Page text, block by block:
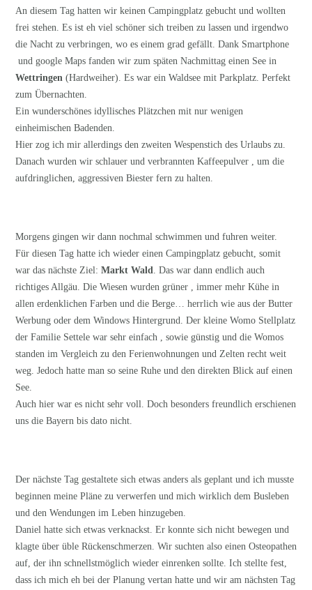
An diesem Tag hatten wir keinen Campingplatz gebucht und wollten
frei stehen. Es ist eh viel schöner sich treiben zu lassen und irgendwo
die Nacht zu verbringen, wo es einem grad gefällt. Dank Smartphone
und google Maps fanden wir zum späten Nachmittag einen See in
Wettringen (Hardweiher). Es war ein Waldsee mit Parkplatz. Perfekt
zum Übernachten.
Ein wunderschönes idyllisches Plätzchen mit nur wenigen
einheimischen Badenden.
Hier zog ich mir allerdings den zweiten Wespenstich des Urlaubs zu.
Danach wurden wir schlauer und verbrannten Kaffeepulver , um die
aufdringlichen, aggressiven Biester fern zu halten.
Morgens gingen wir dann nochmal schwimmen und fuhren weiter.
Für diesen Tag hatte ich wieder einen Campingplatz gebucht, somit
war das nächste Ziel: Markt Wald . Das war dann endlich auch
richtiges Allgäu. Die Wiesen wurden grüner , immer mehr Kühe in
allen erdenklichen Farben und die Berge… herrlich wie aus der Butter
Werbung oder dem Windows Hintergrund. Der kleine Womo Stellplatz
der Familie Settele war sehr einfach , sowie günstig und die Womos
standen im Vergleich zu den Ferienwohnungen und Zelten recht weit
weg. Jedoch hatte man so seine Ruhe und den direkten Blick auf einen
See.
Auch hier war es nicht sehr voll. Doch besonders freundlich erschienen
uns die Bayern bis dato nicht.
Der nächste Tag gestaltete sich etwas anders als geplant und ich musste
beginnen meine Pläne zu verwerfen und mich wirklich dem Busleben
und den Wendungen im Leben hinzugeben.
Daniel hatte sich etwas verknackst. Er konnte sich nicht bewegen und
klagte über üble Rückenschmerzen. Wir suchten also einen Osteopathen
auf, der ihn schnellstmöglich wieder einrenken sollte. Ich stellte fest,
dass ich mich eh bei der Planung vertan hatte und wir am nächsten Tag